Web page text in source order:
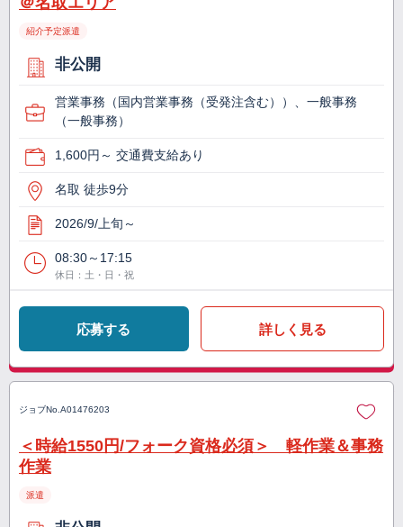
紹介予定派遣
非公開
営業事務（国内営業事務（受発注含む））、一般事務
（一般事務）
1,600円～ 交通費支給あり
名取 徒歩9分
2026/9/上旬～
08:30～17:15
休日：土・日・祝
応募する 詳しく見る
ジョブNo. A01476203
＜時給1550円/フォーク資格必須＞ 軽作業＆事務
作業
派遣